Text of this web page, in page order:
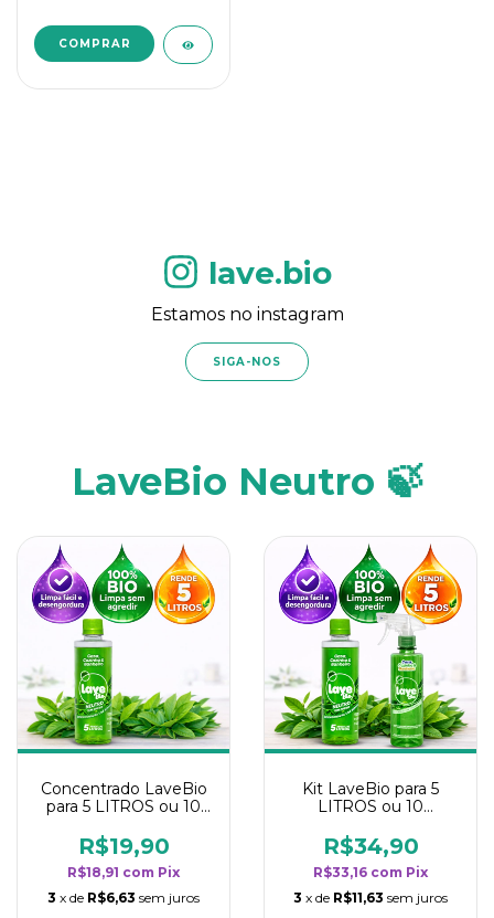
lave.bio
Estamos no instagram
SIGA-NOS
LaveBio Neutro 🍃
Concentrado LaveBio
para 5 LITROS ou 10
rendimento da
categoria - Neutro
R$19,90
R$18,91 com Pix
3 x de R$6,63 sem juros
Kit LaveBio para 5
LITROS ou 10
rendimento da
categoria - Neutro
R$34,90
R$33,16 com Pix
3 x de R$11,63 sem juros